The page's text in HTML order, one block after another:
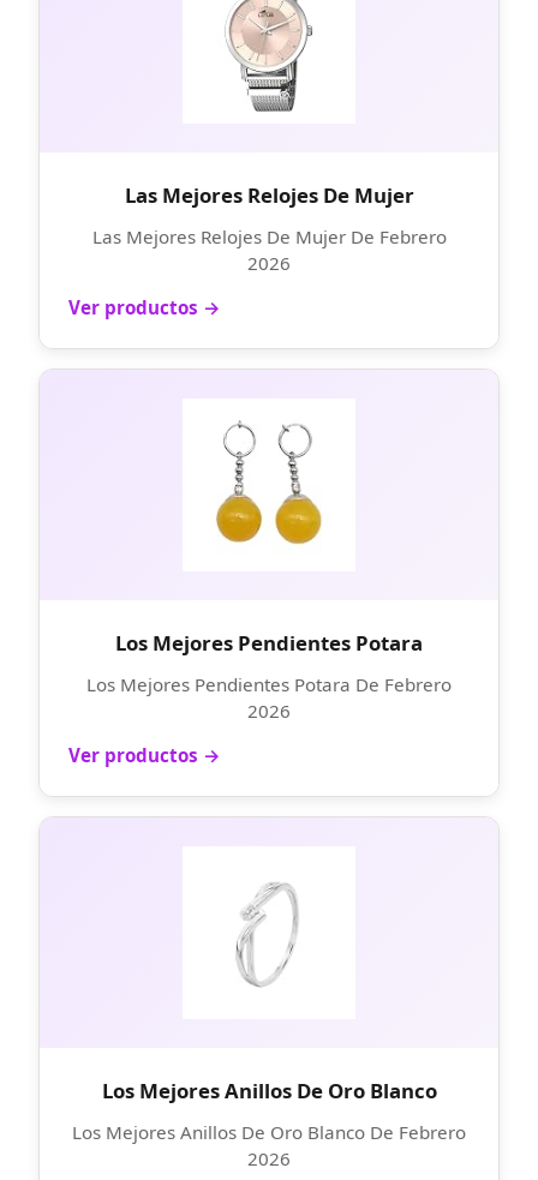
Las Mejores Relojes De Mujer
Las Mejores Relojes De Mujer De Febrero
2026
Ver productos →
Los Mejores Pendientes Potara
Los Mejores Pendientes Potara De Febrero
2026
Ver productos →
Los Mejores Anillos De Oro Blanco
Los Mejores Anillos De Oro Blanco De Febrero
2026